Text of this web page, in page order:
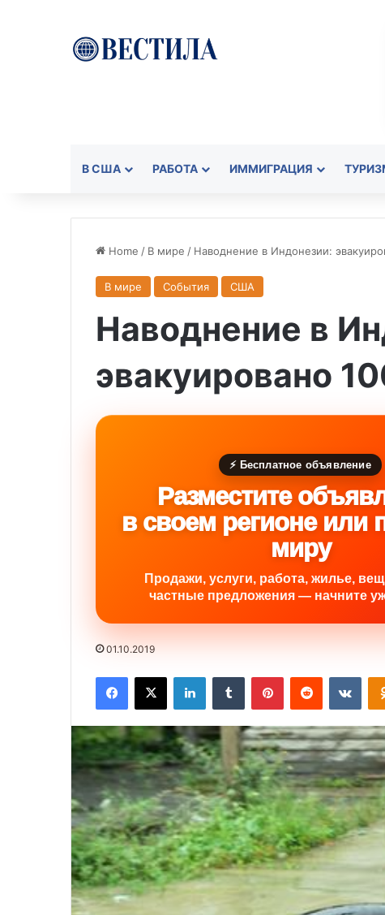
В США РАБОТА ИММИГРАЦИЯ
Home / В мире / Наводнение в Индонезии:
В мире События США
Наводнение в
эвакуировано
⚡ Бесплатное объявление
Разместите
в своем регионе или
миру
Продажи, услуги, работа, жилье,
частные предложения — начните
01.10.2019